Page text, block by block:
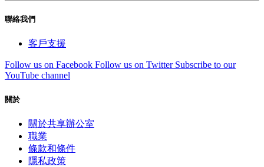
聯絡我們
客戶支援
Follow us on Facebook Follow us on Twitter Subscribe to our
YouTube channel
關於
關於共享辦公室
職業
條款和條件
隱私政策